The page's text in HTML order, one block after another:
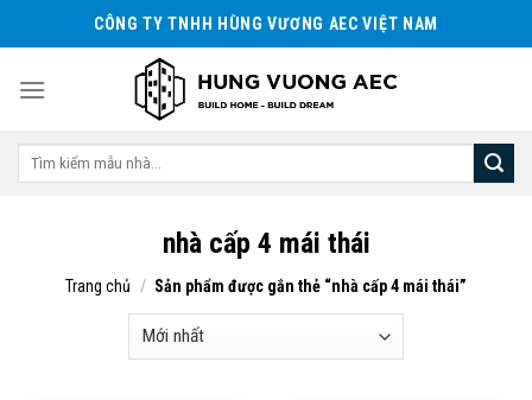
to
CÔNG TY TNHH HÙNG VƯƠNG AEC VIỆT NAM
Tìm
nhà cấp 4 mái thái
Trang chủ / Sản phẩm được gắn thẻ “nhà cấp 4 mái thái”